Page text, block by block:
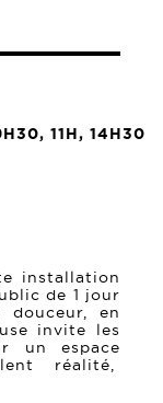
11H, 14H30
installation
de 1 jour
douceur, en
invite les
un espace
réalité,